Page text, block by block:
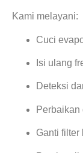
Kami melayani:
Cuci
Isi ulang
Deteksi
Perbaikan
Ganti filter